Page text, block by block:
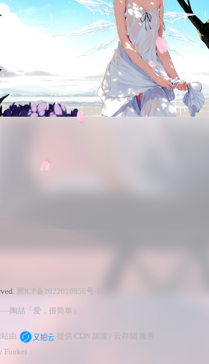
冀ICP备2022016956号-1
陶喆「爱，很简单」
由
提供 CDN 加速 / 云存储 服务
Fuukei